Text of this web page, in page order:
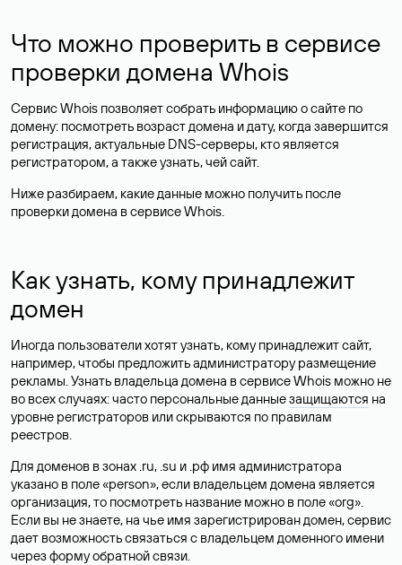
Что можно проверить в сервисе
проверки домена Whois
Сервис Whois позволяет собрать информацию о сайте по
домену: посмотреть возраст домена и дату, когда завершится
регистрация, актуальные DNS-серверы, кто является
регистратором, а также узнать, чей сайт.
Ниже разбираем, какие данные можно получить после
проверки домена в сервисе Whois.
Как узнать, кому принадлежит
домен
Иногда пользователи хотят узнать, кому принадлежит сайт,
например, чтобы предложить администратору размещение
рекламы. Узнать владельца домена в сервисе Whois можно не
во всех случаях: часто персональные данныезащищаются на
уровне регистраторов или скрываются по правилам
реестров.
Для доменов в зонах .ru, .su и .рф имя администратора
указано в поле «person», если владельцем домена является
организация, то посмотреть название можно в поле «org».
Если вы не знаете, на чье имя зарегистрирован домен, сервис
дает возможность связаться с владельцем доменного имени
через форму обратной связи.